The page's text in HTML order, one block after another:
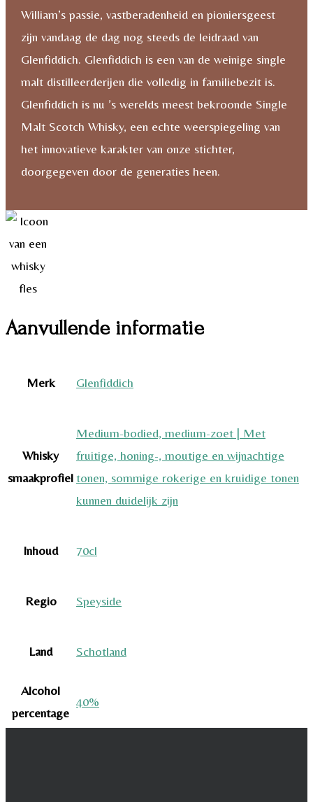
William’s passie, vastberadenheid en pioniersgeest
zijn vandaag de dag nog steeds de leidraad van
Glenfiddich. Glenfiddich is een van de weinige single
malt distilleerderijen die volledig in familiebezit is.
Glenfiddich is nu ’s werelds meest bekroonde Single
Malt Scotch Whisky, een echte weerspiegeling van
het innovatieve karakter van onze stichter,
doorgegeven door de generaties heen.
Aanvullende informatie
Merk Glenfiddich
Whisky
smaakprofiel
Medium-bodied, medium-zoet | Met
fruitige, honing-, moutige en wijnachtige
tonen, sommige rokerige en kruidige tonen
kunnen duidelijk zijn
Inhoud 70cl
Regio Speyside
Land Schotland
Alcohol
percentage
40%